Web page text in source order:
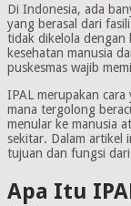
Di Indonesia, ada
yang berasal dari
tidak dikelola dengan
kesehatan manusia
puskesmas wajib
IPAL merupakan cara
mana tergolong
menular ke manusia
sekitar. Dalam artikel
tujuan dan fungsi dari
Apa Itu